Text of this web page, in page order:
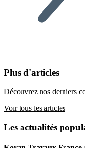
Plus d'articles
Découvrez nos derniers
Voir tous les articles
Les actualités